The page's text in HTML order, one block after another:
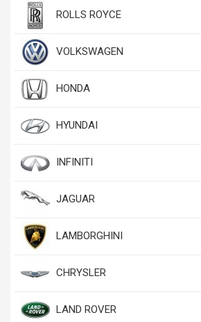
ROLLS ROYCE
VOLKSWAGEN
HONDA
HYUNDAI
INFINITI
JAGUAR
LAMBORGHINI
CHRYSLER
LAND ROVER